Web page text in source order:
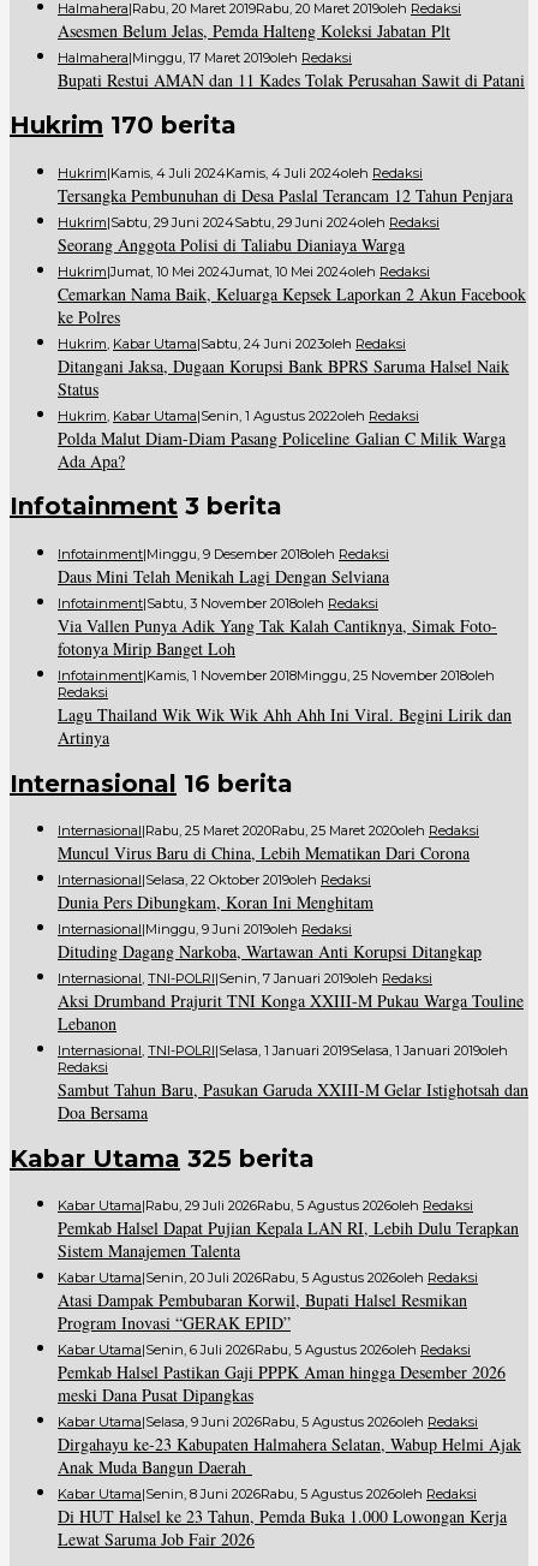
Halmahera|Rabu, 20 Maret 2019Rabu, 20 Maret 2019Oleh Redaksi
Asesmen Belum Jelas, Pemda Halteng Koleksi Jabatan Plt
Halmahera|Minggu, 17 Maret 2019Oleh Redaksi
Bupati Restui AMAN dan 11 Kades Tolak Perusahan Sawit di Patani
Hukrim 170 berita
Hukrim|Kamis, 4 Juli 2024Kamis, 4 Juli 2024Oleh Redaksi
Tersangka Pembunuhan di Desa Paslal Terancam 12 Tahun Penjara
Hukrim|Sabtu, 29 Juni 2024Sabtu, 29 Juni 2024Oleh Redaksi
Seorang Anggota Polisi di Taliabu Dianiaya Warga
Hukrim|Jumat, 10 Mei 2024Jumat, 10 Mei 2024Oleh Redaksi
Cemarkan Nama Baik, Keluarga Kepsek Laporkan 2 Akun Facebook
ke Polres
Hukrim, Kabar Utama|Sabtu, 24 Juni 2023Oleh Redaksi
Ditangani Jaksa, Dugaan Korupsi Bank BPRS Saruma Halsel Naik
Status
Hukrim, Kabar Utama|Senin, 1 Agustus 2022Oleh Redaksi
Polda Malut Diam-Diam Pasang Policeline Galian C Milik Warga
Ada Apa?
Infotainment 3 berita
Infotainment|Minggu, 9 Desember 2018Oleh Redaksi
Daus Mini Telah Menikah Lagi Dengan Selviana
Infotainment|Sabtu, 3 November 2018Oleh Redaksi
Via Vallen Punya Adik Yang Tak Kalah Cantiknya, Simak Foto-
fotonya Mirip Banget Loh
Infotainment|Kamis, 1 November 2018Minggu, 25 November 2018Oleh
Redaksi
Lagu Thailand Wik Wik Wik Ahh Ahh Ini Viral. Begini Lirik dan
Artinya
Internasional 16 berita
Internasional|Rabu, 25 Maret 2020Rabu, 25 Maret 2020Oleh Redaksi
Muncul Virus Baru di China, Lebih Mematikan Dari Corona
Internasional|Selasa, 22 Oktober 2019Oleh Redaksi
Dunia Pers Dibungkam, Koran Ini Menghitam
Internasional|Minggu, 9 Juni 2019Oleh Redaksi
Dituding Dagang Narkoba, Wartawan Anti Korupsi Ditangkap
Internasional, TNI-POLRI|Senin, 7 Januari 2019Oleh Redaksi
Aksi Drumband Prajurit TNI Konga XXIII-M Pukau Warga Touline
Lebanon
Internasional, TNI-POLRI|Selasa, 1 Januari 2019Selasa, 1 Januari 2019Oleh
Redaksi
Sambut Tahun Baru, Pasukan Garuda XXIII-M Gelar Istighotsah dan
Doa Bersama
Kabar Utama 325 berita
Kabar Utama|Rabu, 29 Juli 2026Rabu, 5 Agustus 2026Oleh Redaksi
Pemkab Halsel Dapat Pujian Kepala LAN RI, Lebih Dulu Terapkan
Sistem Manajemen Talenta
Kabar Utama|Senin, 20 Juli 2026Rabu, 5 Agustus 2026Oleh Redaksi
Atasi Dampak Pembubaran Korwil, Bupati Halsel Resmikan
Program Inovasi “GERAK EPID”
Kabar Utama|Senin, 6 Juli 2026Rabu, 5 Agustus 2026Oleh Redaksi
Pemkab Halsel Pastikan Gaji PPPK Aman hingga Desember 2026
meski Dana Pusat Dipangkas
Kabar Utama|Selasa, 9 Juni 2026Rabu, 5 Agustus 2026Oleh Redaksi
Dirgahayu ke-23 Kabupaten Halmahera Selatan, Wabup Helmi Ajak
Anak Muda Bangun Daerah
Kabar Utama|Senin, 8 Juni 2026Rabu, 5 Agustus 2026Oleh Redaksi
Di HUT Halsel ke 23 Tahun, Pemda Buka 1.000 Lowongan Kerja
Lewat Saruma Job Fair 2026